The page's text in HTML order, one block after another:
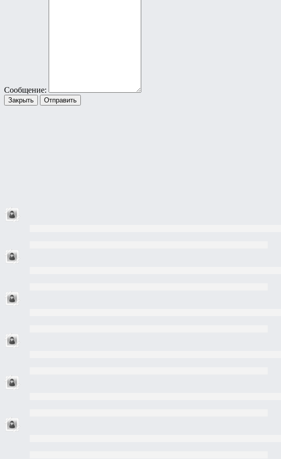
Сообщение:
Закрыть Отправить